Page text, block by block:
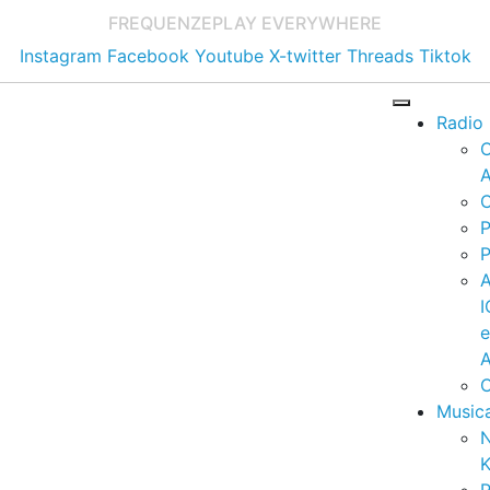
FREQUENZEPLAY EVERYWHERE
Instagram Facebook Youtube X-twitter Threads Tiktok
Radio
e